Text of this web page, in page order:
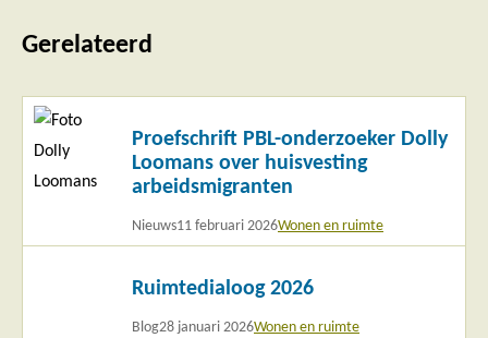
Gerelateerd
Proefschrift PBL-onderzoeker Dolly
Loomans over huisvesting
arbeidsmigranten
Nieuws11 februari 2026Wonen en ruimte
Lees
meer
Ruimtedialoog 2026
Blog28 januari 2026Wonen en ruimte